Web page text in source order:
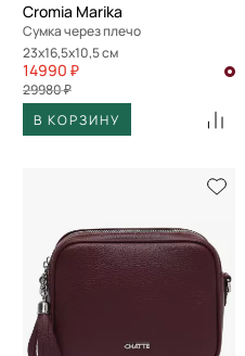
Cromia Marika
Сумка через плечо
23x16,5x10,5 см
14990 ₽
29980 ₽
В КОРЗИНУ